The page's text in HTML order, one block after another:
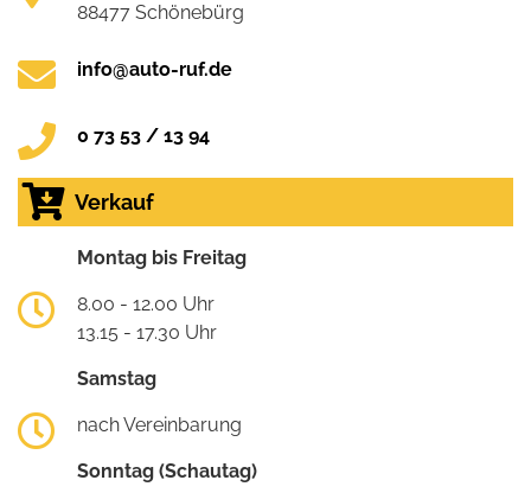
88477 Schönebürg
info@auto-ruf.de
0 73 53 / 13 94
Verkauf
Montag bis Freitag
8.00 - 12.00 Uhr
13.15 - 17.30 Uhr
Samstag
nach Vereinbarung
Sonntag (Schautag)